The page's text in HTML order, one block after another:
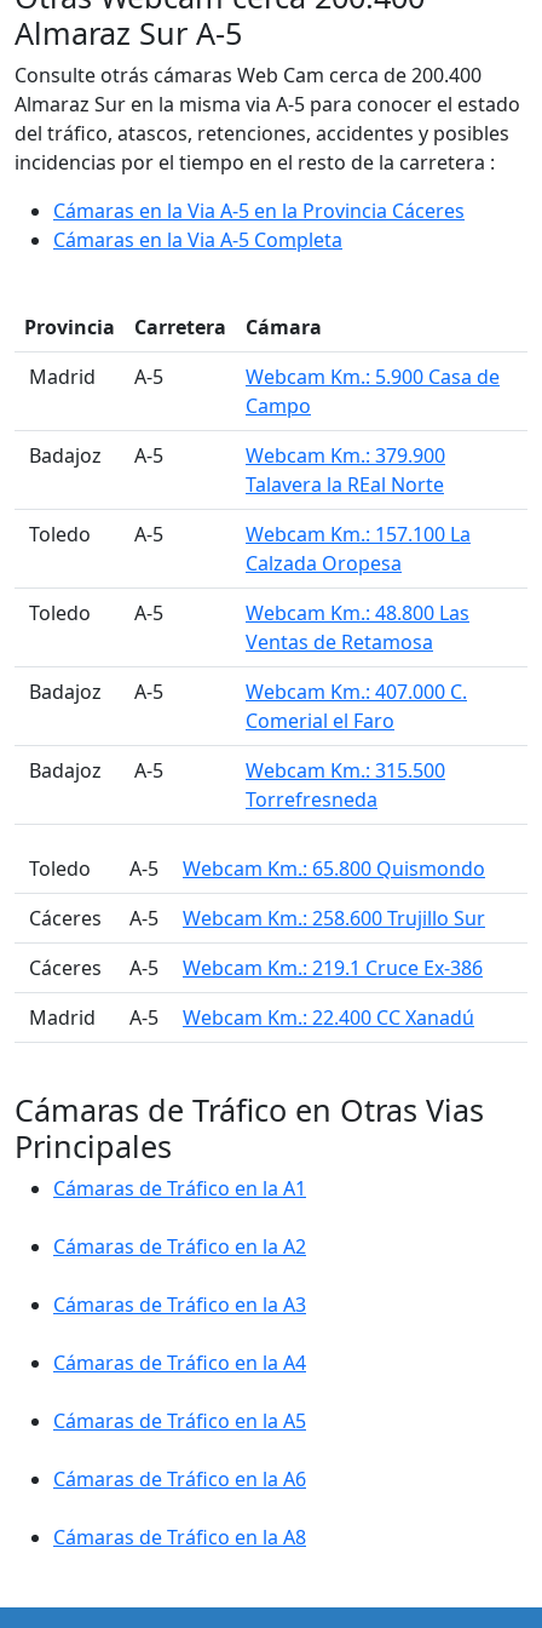
Almaraz Sur A-5
Consulte otrás cámaras Web Cam cerca de 200.400
Almaraz Sur en la misma via A-5 para conocer el estado
del tráfico, atascos, retenciones, accidentes y posibles
incidencias por el tiempo en el resto de la carretera :
Cámaras en la Via A-5 en la Provincia Cáceres
Cámaras en la Via A-5 Completa
Provincia Carretera
Cámara
󠁭󠁶󠁳󠁣󠁿 Madrid
A-5
Webcam Km.: 5.900 Casa de
Campo
󠁭󠁶󠁳󠁣󠁿 Badajoz
A-5
Webcam Km.: 379.900
Talavera la REal Norte
󠁭󠁶󠁳󠁣󠁿 Toledo
A-5
Webcam Km.: 157.100 La
Calzada Oropesa
󠁭󠁶󠁳󠁣󠁿 Toledo
A-5
Webcam Km.: 48.800 Las
Ventas de Retamosa
󠁭󠁶󠁳󠁣󠁿 Badajoz
A-5
Webcam Km.: 407.000 C.
Comerial el Faro
󠁭󠁶󠁳󠁣󠁿 Badajoz
A-5
Webcam Km.: 315.500
Torrefresneda
󠁭󠁶󠁳󠁣󠁿 Toledo A-5
Webcam Km.: 65.800 Quismondo
󠁭󠁶󠁳󠁣󠁿 Cáceres
A-5
Webcam Km.: 258.600 Trujillo Sur
󠁭󠁶󠁳󠁣󠁿 Cáceres
A-5
Webcam Km.: 219.1 Cruce Ex-386
󠁭󠁶󠁳󠁣󠁿 Madrid
A-5 Webcam Km.: 22.400 CC Xanadú
Cámaras de Tráfico en Otras Vias
Principales
Cámaras de Tráfico en la A1
Cámaras de Tráfico en la A2
Cámaras de Tráfico en la A3
Cámaras de Tráfico en la A4
Cámaras de Tráfico en la A5
Cámaras de Tráfico en la A6
Cámaras de Tráfico en la A8